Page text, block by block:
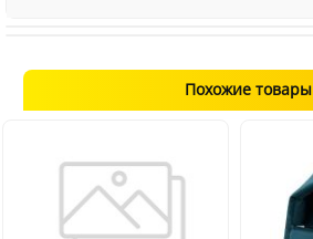
Похожие товары